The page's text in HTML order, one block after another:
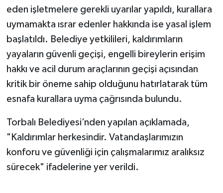
eden işletmelere gerekli uyarılar yapıldı, kurallara
uymamakta ısrar edenler hakkında ise yasal işlem
başlatıldı. Belediye yetkilileri, kaldırımların
yayaların güvenli geçişi, engelli bireylerin erişim
hakkı ve acil durum araçlarının geçişi açısından
kritik bir öneme sahip olduğunu hatırlatarak tüm
esnafa kurallara uyma çağrısında bulundu.
Torbalı Belediyesi’nden yapılan açıklamada,
"Kaldırımlar herkesindir. Vatandaşlarımızın
konforu ve güvenliği için çalışmalarımız aralıksız
sürecek" ifadelerine yer verildi.